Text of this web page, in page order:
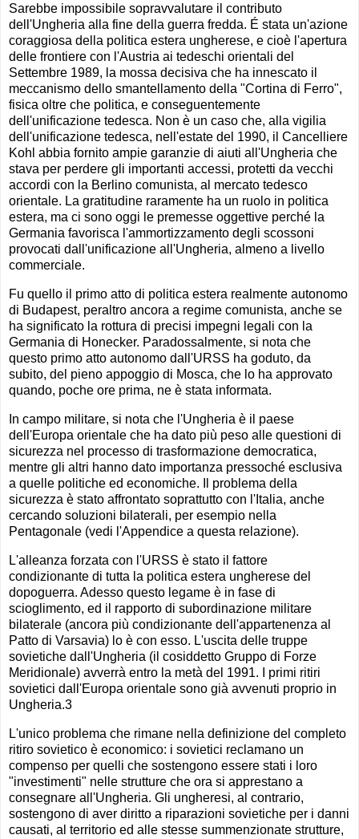
Sarebbe impossibile sopravvalutare il contributo
dell'Ungheria alla fine della guerra fredda. É stata un'azione
coraggiosa della politica estera ungherese, e cioè l'apertura
delle frontiere con l'Austria ai tedeschi orientali del
Settembre 1989, la mossa decisiva che ha innescato il
meccanismo dello smantellamento della "Cortina di Ferro",
fisica oltre che politica, e conseguentemente
dell'unificazione tedesca. Non è un caso che, alla vigilia
dell'unificazione tedesca, nell'estate del 1990, il Cancelliere
Kohl abbia fornito ampie garanzie di aiuti all'Ungheria che
stava per perdere gli importanti accessi, protetti da vecchi
accordi con la Berlino comunista, al mercato tedesco
orientale. La gratitudine raramente ha un ruolo in politica
estera, ma ci sono oggi le premesse oggettive perché la
Germania favorisca l'ammortizzamento degli scossoni
provocati dall'unificazione all'Ungheria, almeno a livello
commerciale.
Fu quello il primo atto di politica estera realmente autonomo
di Budapest, peraltro ancora a regime comunista, anche se
ha significato la rottura di precisi impegni legali con la
Germania di Honecker. Paradossalmente, si nota che
questo primo atto autonomo dall'URSS ha goduto, da
subito, del pieno appoggio di Mosca, che lo ha approvato
quando, poche ore prima, ne è stata informata.
In campo militare, si nota che l'Ungheria è il paese
dell'Europa orientale che ha dato più peso alle questioni di
sicurezza nel processo di trasformazione democratica,
mentre gli altri hanno dato importanza pressoché esclusiva
a quelle politiche ed economiche. Il problema della
sicurezza è stato affrontato soprattutto con l'Italia, anche
cercando soluzioni bilaterali, per esempio nella
Pentagonale (vedi l'Appendice a questa relazione).
L'alleanza forzata con l'URSS è stato il fattore
condizionante di tutta la politica estera ungherese del
dopoguerra. Adesso questo legame è in fase di
scioglimento, ed il rapporto di subordinazione militare
bilaterale (ancora più condizionante dell'appartenenza al
Patto di Varsavia) lo è con esso. L'uscita delle truppe
sovietiche dall'Ungheria (il cosiddetto Gruppo di Forze
Meridionale) avverrà entro la metà del 1991. I primi ritiri
sovietici dall'Europa orientale sono già avvenuti proprio in
Ungheria.3
L'unico problema che rimane nella definizione del completo
ritiro sovietico è economico: i sovietici reclamano un
compenso per quelli che sostengono essere stati i loro
"investimenti" nelle strutture che ora si apprestano a
consegnare all'Ungheria. Gli ungheresi, al contrario,
sostengono di aver diritto a riparazioni sovietiche per i danni
causati, al territorio ed alle stesse summenzionate strutture,